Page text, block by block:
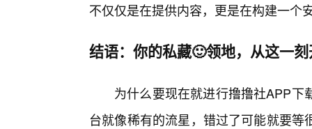
不仅仅是在提供内容，更是在构建一个
结语：你的私藏🙂领地，从这一
为什么要现在就进行撸撸社APP
台就像稀有的流星，错过了可能就要